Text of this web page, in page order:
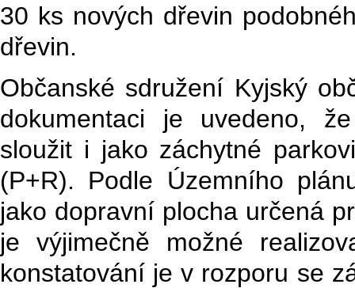
30 ks nových dřevin
dřevin.
Občanské sdružení Kyjský
dokumentaci je uvedeno,
sloužit i jako záchytné
(P+R). Podle Územního
jako dopravní plocha určená
je výjimečně možné
konstatování je v rozporu se